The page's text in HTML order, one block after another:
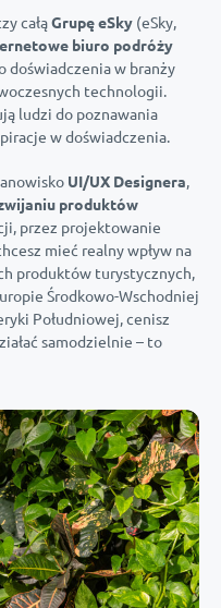
całąGrupę eSky (eSky,
biuro podróży
doświadczenia w branży
technologii.
ludzi do poznawania
w doświadczenia.
UI/UX Designera,
produktów
przez projektowanie
mieć realny wpływ na
produktów turystycznych,
Środkowo-Wschodniej
Południowej, cenisz
samodzielnie – to